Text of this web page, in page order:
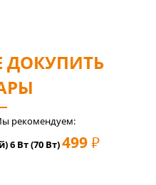
ДОКУПИТЬ
рекомендуем:
6 Вт (70 Вт)499 РУБ